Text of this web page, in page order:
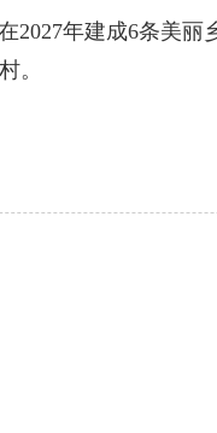
年建成6条美丽
。